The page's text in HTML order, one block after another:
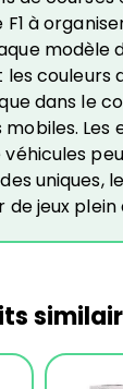
à
modèle
couleurs
dans le
mobiles. Les
uniques,
jeux plein